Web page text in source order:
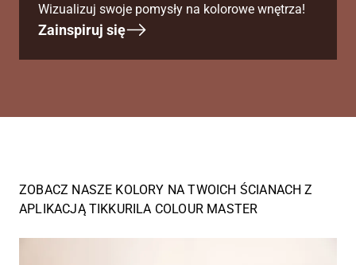
Wizualizuj swoje pomysły na kolorowe wnętrza!
Zainspiruj się
ZOBACZ NASZE KOLORY NA TWOICH ŚCIANACH Z
APLIKACJĄ TIKKURILA COLOUR MASTER